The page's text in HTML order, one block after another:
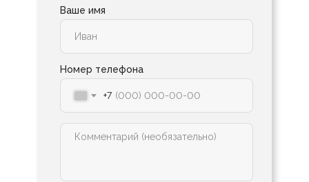
Ваше имя
Номер телефона
+7